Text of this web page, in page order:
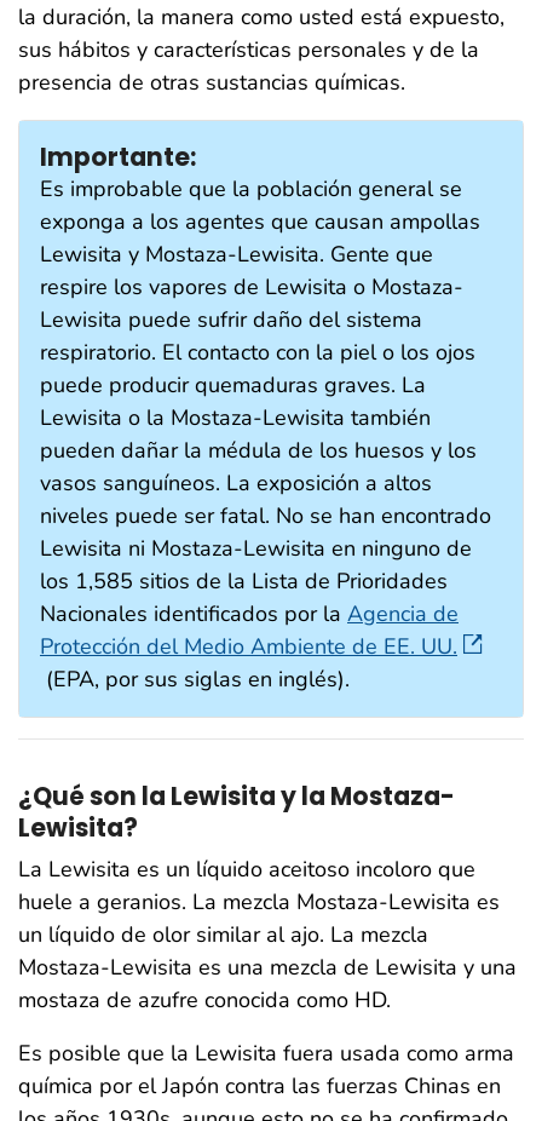
la duración, la manera como usted está expuesto,
sus hábitos y características personales y de la
presencia de otras sustancias químicas.
Importante:
Es improbable que la población general se
exponga a los agentes que causan ampollas
Lewisita y Mostaza-Lewisita. Gente que
respire los vapores de Lewisita o Mostaza-
Lewisita puede sufrir daño del sistema
respiratorio. El contacto con la piel o los ojos
puede producir quemaduras graves. La
Lewisita o la Mostaza-Lewisita también
pueden dañar la médula de los huesos y los
vasos sanguíneos. La exposición a altos
niveles puede ser fatal. No se han encontrado
Lewisita ni Mostaza-Lewisita en ninguno de
los 1,585 sitios de la Lista de Prioridades
Nacionales identificados por la Agencia de
Protección del Medio Ambiente de EE. UU.
(EPA, por sus siglas en inglés).
¿Qué son la Lewisita y la Mostaza-
Lewisita?
La Lewisita es un líquido aceitoso incoloro que
huele a geranios. La mezcla Mostaza-Lewisita es
un líquido de olor similar al ajo. La mezcla
Mostaza-Lewisita es una mezcla de Lewisita y una
mostaza de azufre conocida como HD.
Es posible que la Lewisita fuera usada como arma
química por el Japón contra las fuerzas Chinas en